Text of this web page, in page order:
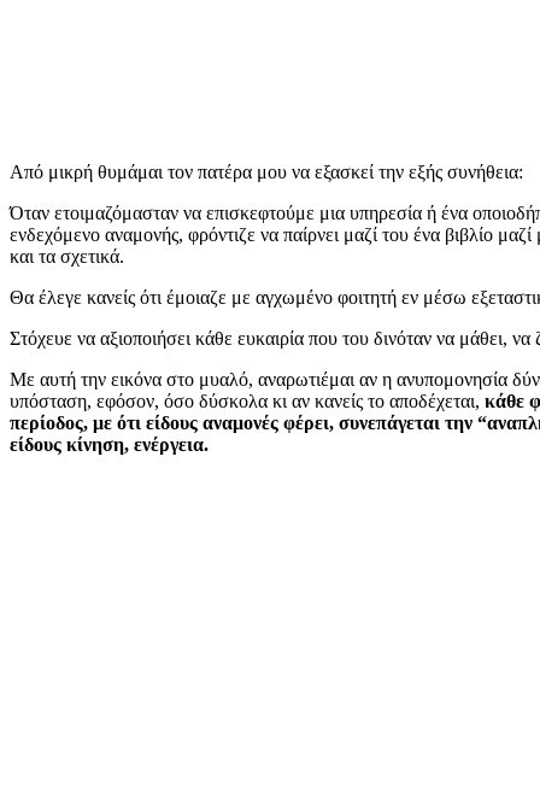
Από μικρή θυμάμαι τον πατέρα μου να εξασκεί την εξής συνήθεια:
Όταν ετοιμαζόμασταν να επισκεφτούμε μια υπηρεσία ή ένα
ενδεχόμενο αναμονής, φρόντιζε να παίρνει μαζί του ένα βιβλίο
και τα σχετικά.
Θα έλεγε κανείς ότι έμοιαζε με αγχωμένο φοιτητή εν μέσω
Στόχευε να αξιοποιήσει κάθε ευκαιρία που του δινόταν να μάθει, να
Με αυτή την εικόνα στο μυαλό, αναρωτιέμαι αν η ανυπομονησία
υπόσταση, εφόσον, όσο δύσκολα κι αν κανείς το αποδέχεται, κάθε
περίοδος, με ότι είδους αναμονές φέρει, συνεπάγεται την
είδους κίνηση, ενέργεια.